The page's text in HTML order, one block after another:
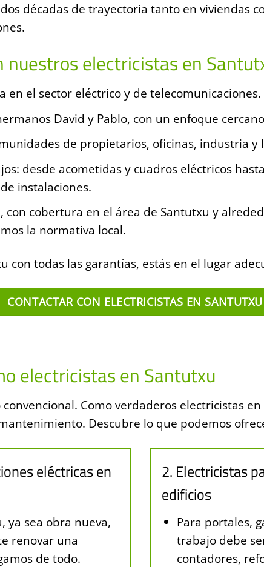
décadas de trayectoria tanto en viviendas
nuestros electricistas en
en el sector eléctrico y de telecomunicaciones.
David y Pablo, con un enfoque
de propietarios, oficinas, industria y
desde acometidas y cuadros eléctricos
instalaciones.
con cobertura en el área de Santutxu y
la normativa local.
con todas las garantías, estás en el lugar
CONTACTAR CON ELECTRICISTAS EN SANTUTXU
electricistas en Santutxu
convencional. Como verdaderos electricistas
Descubre lo que podemos
eléctricas en
ya sea obra nueva,
renovar una
de todo.
2. Electricistas
edificios
Para portales,
trabajo debe
contadores,